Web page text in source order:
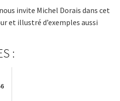
invite Michel Dorais dans cet
et illustré d’exemples aussi
: